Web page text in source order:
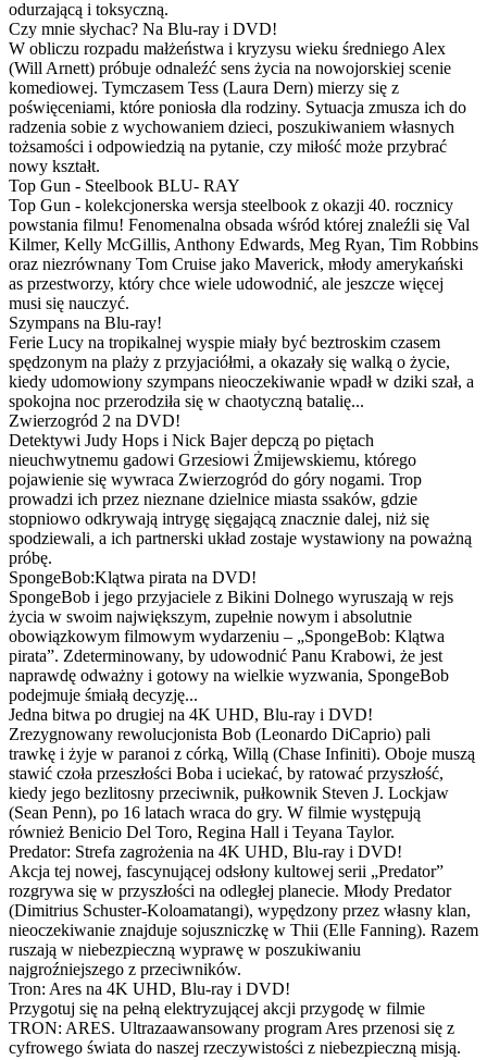
odurzającą i toksyczną.
Czy mnie słychac? Na Blu-ray i DVD!
W obliczu rozpadu małżeństwa i kryzysu wieku średniego Alex
(Will Arnett) próbuje odnaleźć sens życia na nowojorskiej scenie
komediowej. Tymczasem Tess (Laura Dern) mierzy się z
poświęceniami, które poniosła dla rodziny. Sytuacja zmusza ich do
radzenia sobie z wychowaniem dzieci, poszukiwaniem własnych
tożsamości i odpowiedzią na pytanie, czy miłość może przybrać
nowy kształt.
Top Gun - Steelbook BLU- RAY
Top Gun - kolekcjonerska wersja steelbook z okazji 40. rocznicy
powstania filmu! Fenomenalna obsada wśród której znaleźli się Val
Kilmer, Kelly McGillis, Anthony Edwards, Meg Ryan, Tim Robbins
oraz niezrównany Tom Cruise jako Maverick, młody amerykański
as przestworzy, który chce wiele udowodnić, ale jeszcze więcej
musi się nauczyć.
Szympans na Blu-ray!
Ferie Lucy na tropikalnej wyspie miały być beztroskim czasem
spędzonym na plaży z przyjaciółmi, a okazały się walką o życie,
kiedy udomowiony szympans nieoczekiwanie wpadł w dziki szał, a
spokojna noc przerodziła się w chaotyczną batalię...
Zwierzogród 2 na DVD!
Detektywi Judy Hops i Nick Bajer depczą po piętach
nieuchwytnemu gadowi Grzesiowi Żmijewskiemu, którego
pojawienie się wywraca Zwierzogród do góry nogami. Trop
prowadzi ich przez nieznane dzielnice miasta ssaków, gdzie
stopniowo odkrywają intrygę sięgającą znacznie dalej, niż się
spodziewali, a ich partnerski układ zostaje wystawiony na poważną
próbę.
SpongeBob:Klątwa pirata na DVD!
SpongeBob i jego przyjaciele z Bikini Dolnego wyruszają w rejs
życia w swoim największym, zupełnie nowym i absolutnie
obowiązkowym filmowym wydarzeniu – „SpongeBob: Klątwa
pirata”. Zdeterminowany, by udowodnić Panu Krabowi, że jest
naprawdę odważny i gotowy na wielkie wyzwania, SpongeBob
podejmuje śmiałą decyzję...
Jedna bitwa po drugiej na 4K UHD, Blu-ray i DVD!
Zrezygnowany rewolucjonista Bob (Leonardo DiCaprio) pali
trawkę i żyje w paranoi z córką, Willą (Chase Infiniti). Oboje muszą
stawić czoła przeszłości Boba i uciekać, by ratować przyszłość,
kiedy jego bezlitosny przeciwnik, pułkownik Steven J. Lockjaw
(Sean Penn), po 16 latach wraca do gry. W filmie występują
również Benicio Del Toro, Regina Hall i Teyana Taylor.
Predator: Strefa zagrożenia na 4K UHD, Blu-ray i DVD!
Akcja tej nowej, fascynującej odsłony kultowej serii „Predator”
rozgrywa się w przyszłości na odległej planecie. Młody Predator
(Dimitrius Schuster-Koloamatangi), wypędzony przez własny klan,
nieoczekiwanie znajduje sojuszniczkę w Thii (Elle Fanning). Razem
ruszają w niebezpieczną wyprawę w poszukiwaniu
najgroźniejszego z przeciwników.
Tron: Ares na 4K UHD, Blu-ray i DVD!
Przygotuj się na pełną elektryzującej akcji przygodę w filmie
TRON: ARES. Ultrazaawansowany program Ares przenosi się z
cyfrowego świata do naszej rzeczywistości z niebezpieczną misją.